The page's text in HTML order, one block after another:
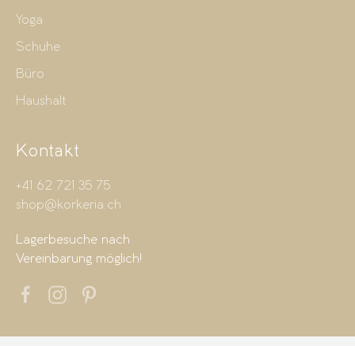
Yoga
Schuhe
Büro
Haushalt
Kontakt
+41 62 721 35 75
shop@korkeria.ch
Lagerbesuche nach
Vereinbarung möglich!